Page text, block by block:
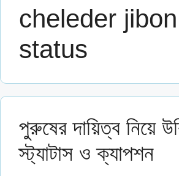
cheleder
status
পুরুষের দায়িত্ব নিয়ে
স্ট্যাটাস ও ক্যাপশন